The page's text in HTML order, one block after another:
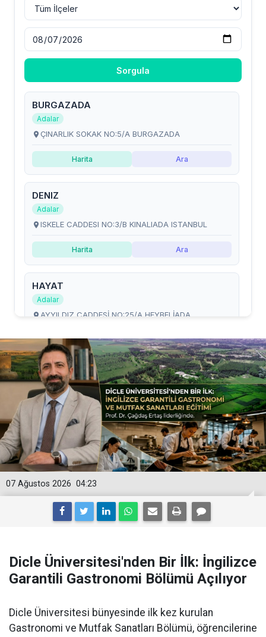
04:23
07 Ağustos 2026
Dicle Üniversitesi'nden Bir İlk: İngilizce
Garantili Gastronomi Bölümü Açılıyor
Dicle Üniversitesi bünyesinde ilk kez kurulan
Gastronomi ve Mutfak Sanatları Bölümü, öğrencilerine